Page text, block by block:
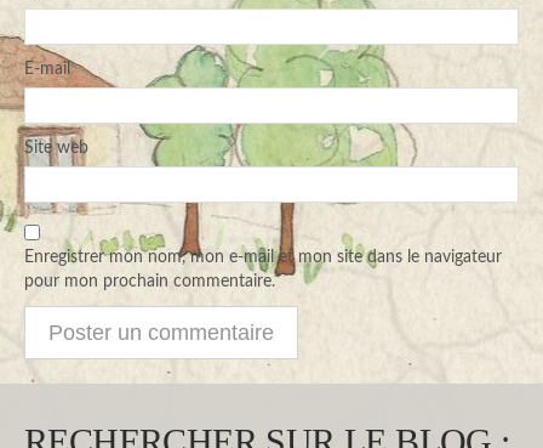
E-mail
Site web
Enregistrer mon nom, mon e-mail et mon site dans le navigateur
pour mon prochain commentaire.